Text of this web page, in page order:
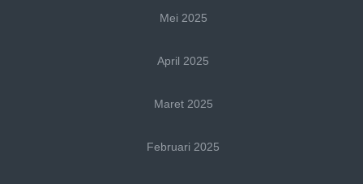
Mei 2025
April 2025
Maret 2025
Februari 2025